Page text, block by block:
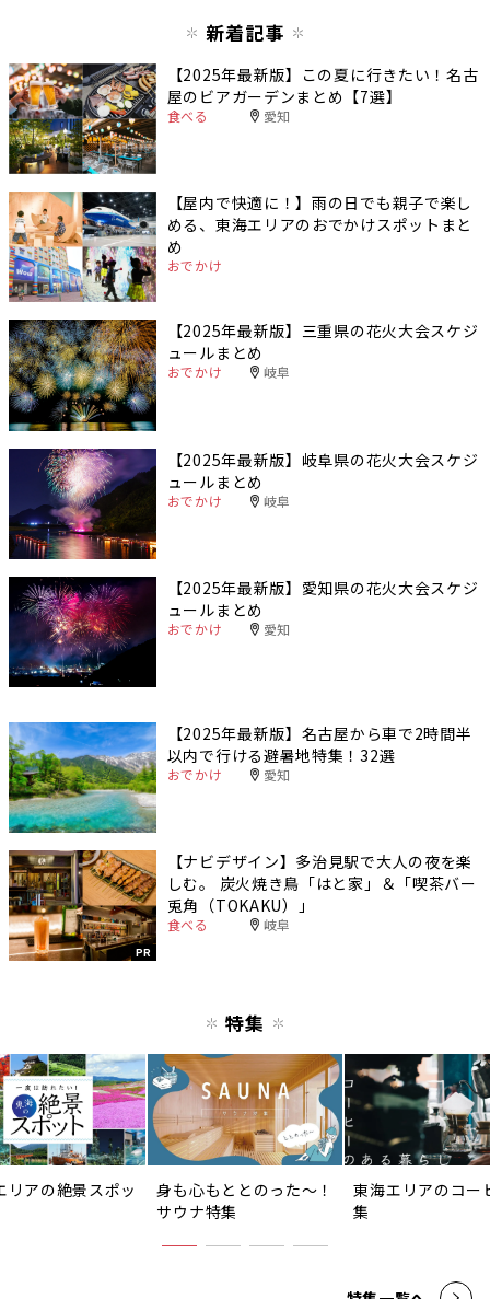
新着記事
【2025年最新版】この夏に行きたい！名古
屋のビアガーデンまとめ【7選】
食べる 愛知
【屋内で快適に！】雨の日でも親子で楽し
める、東海エリアのおでかけスポットまと
め
おでかけ
【2025年最新版】三重県の花火大会スケジ
ュールまとめ
おでかけ 岐阜
【2025年最新版】岐阜県の花火大会スケジ
ュールまとめ
おでかけ 岐阜
【2025年最新版】愛知県の花火大会スケジ
ュールまとめ
おでかけ 愛知
【2025年最新版】名古屋から車で2時間半
以内で行ける避暑地特集！32選
おでかけ 愛知
PR
【ナビデザイン】多治見駅で大人の夜を楽
しむ。 炭火焼き鳥「はと家」＆「喫茶バー
兎角（TOKAKU）」
食べる 岐阜
特集
リアの絶景スポッ
身も心もととのった〜！
サウナ特集
東海エリアのコー
集